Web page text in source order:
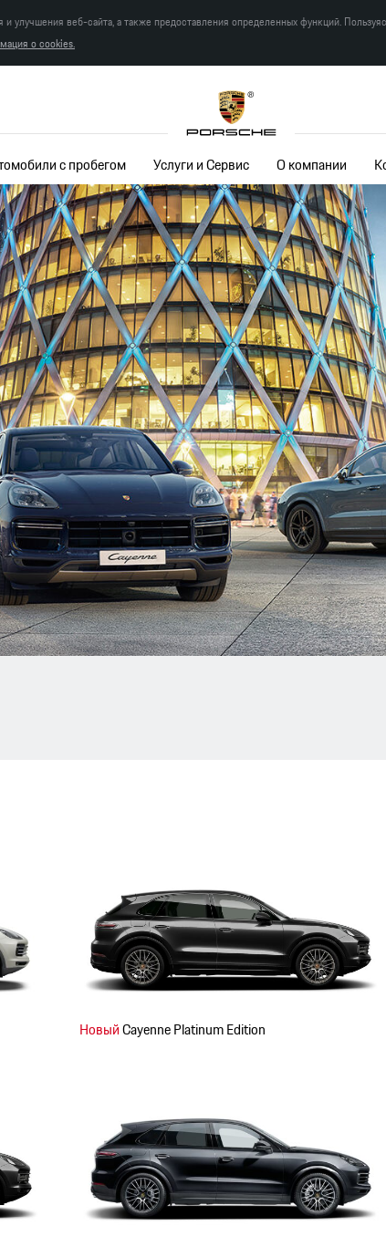
улучшения веб-сайта, а также предоставления определенных функций.
о cookies.
с пробегом Услуги и Сервис О компании
НовыйCayenne Platinum Edition